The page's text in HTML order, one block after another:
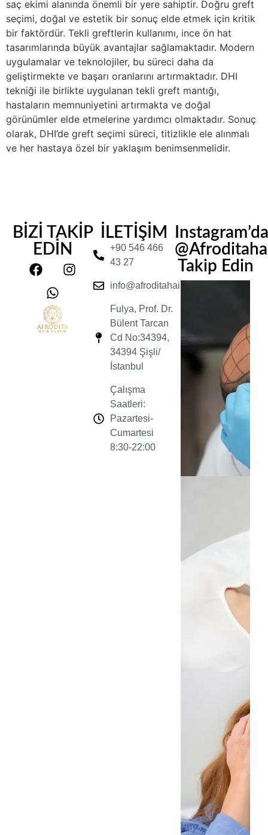
saç ekimi alanında önemli bir yere sahiptir. Doğru greft
seçimi, doğal ve estetik bir sonuç elde etmek için kritik
bir faktördür. Tekli greftlerin kullanımı, ince ön hat
tasarımlarında büyük avantajlar sağlamaktadır. Modern
uygulamalar ve teknolojiler, bu süreci daha da
geliştirmekte ve başarı oranlarını artırmaktadır. DHI
tekniği ile birlikte uygulanan tekli greft mantığı,
hastaların memnuniyetini artırmakta ve doğal
görünümler elde etmelerine yardımcı olmaktadır. Sonuç
olarak, DHI’de greft seçimi süreci, titizlikle ele alınmalı
ve her hastaya özel bir yaklaşım benimsenmelidir.
BİZİ TAKİP
EDİN
İLETİŞİM
+90 546 466
43 27
info@afroditahairclinic.com
Fulya, Prof. Dr.
Bülent Tarcan
Cd No:34394,
34394 Şişli/
İstanbul
Çalışma
Saatleri:
Pazartesi-
Cumartesi
8:30-22:00
Instagram’da
Takip Edin